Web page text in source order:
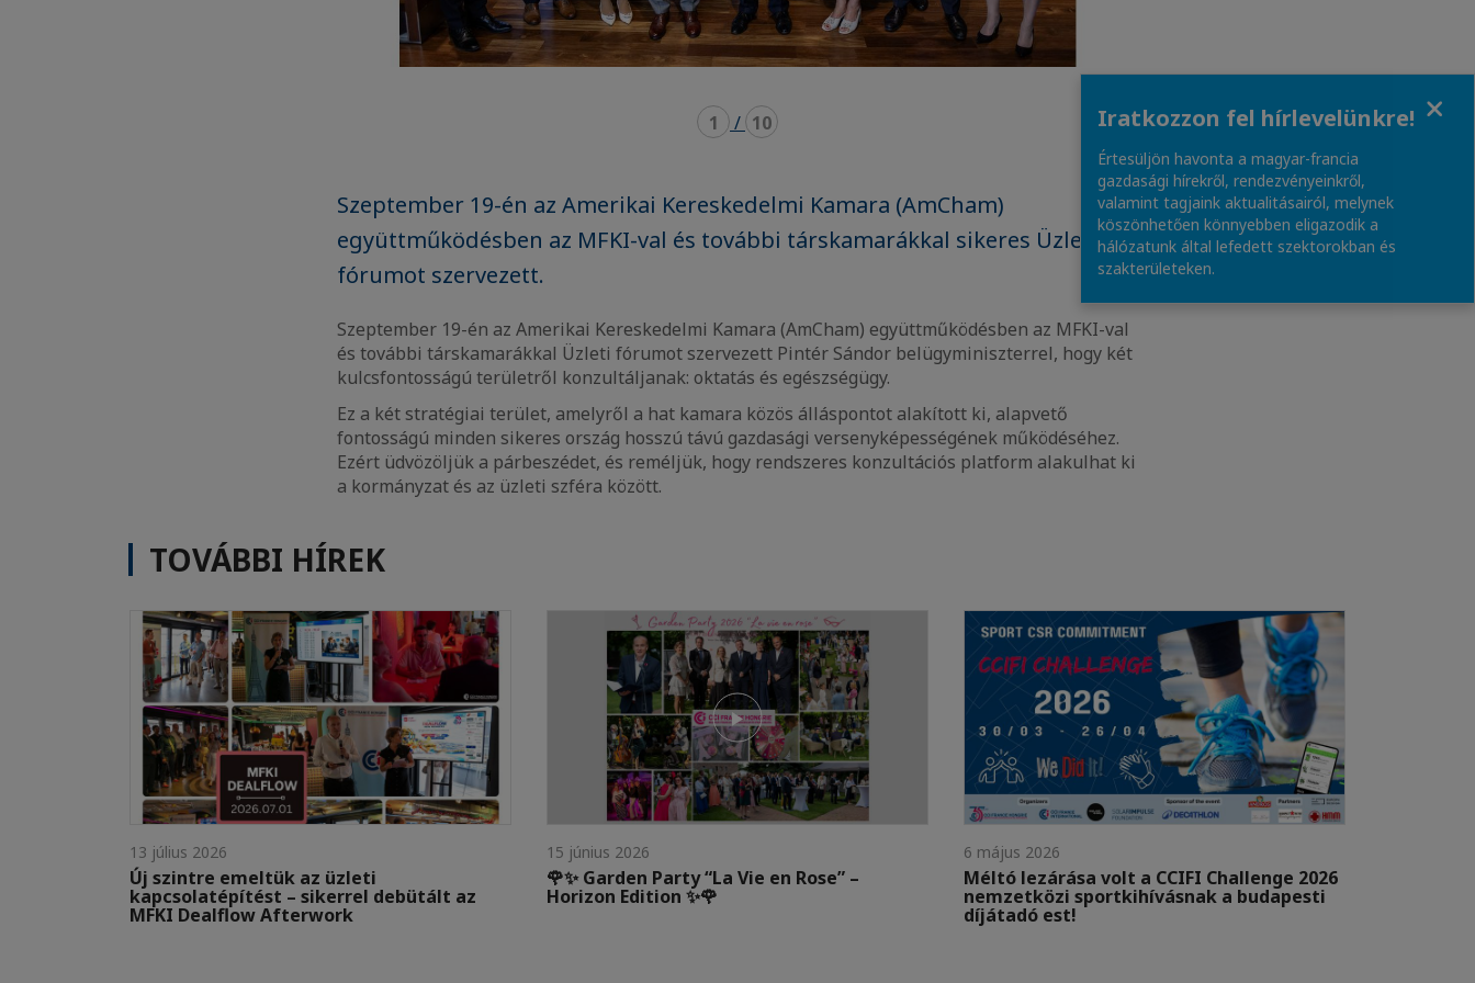
1 / 10
Szeptember 19-én az Amerikai Kereskedelmi Kamara (AmCham)
együttműködésben az MFKI-val és további társkamarákkal sikeres Üzleti
fórumot szervezett.
Szeptember 19-én az Amerikai Kereskedelmi Kamara (AmCham) együttműködésben az MFKI-val
és további társkamarákkal Üzleti fórumot szervezett Pintér Sándor belügyminiszterrel, hogy két
kulcsfontosságú területről konzultáljanak: oktatás és egészségügy.
Ez a két stratégiai terület, amelyről a hat kamara közös álláspontot alakított ki, alapvető
fontosságú minden sikeres ország hosszú távú gazdasági versenyképességének működéséhez.
Ezért üdvözöljük a párbeszédet, és reméljük, hogy rendszeres konzultációs platform alakulhat ki
a kormányzat és az üzleti szféra között.
TOVÁBBI HÍREK
13 július 2026
Új szintre emeltük az üzleti
kapcsolatépítést – sikerrel debütált az
MFKI Dealflow Afterwork
15 június 2026
🌹✨ Garden Party “La Vie en Rose” –
Horizon Edition ✨🌹
6 május 2026
Méltó lezárása volt a CCIFI Challenge 2026
nemzetközi sportkihívásnak a budapesti
díjátadó est!
Iratkozzon fel hírlevelünkre!
Értesüljön havonta a magyar-francia
gazdasági hírekről, rendezvényeinkről,
valamint tagjaink aktualitásairól, melynek
köszönhetően könnyebben eligazodik a
hálózatunk által lefedett szektorokban és
szakterületeken.